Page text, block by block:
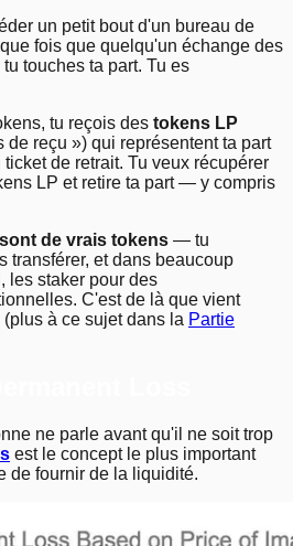
un petit bout d'un bureau de
fois que quelqu'un échange des
touches ta part. Tu es
tu reçois des tokens LP
de reçu ») qui représentent ta part
de retrait. Tu veux récupérer
LP et retire ta part — y compris
de vrais tokens — tu
transférer, et dans beaucoup
les staker pour des
C'est de là que vient
(plus à ce sujet dans la Partie
ne parle avant qu'il ne soit trop
est le concept le plus important
de fournir de la liquidité.